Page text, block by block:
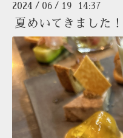
2024 / 06 / 19 14:37
夏めいてきました！